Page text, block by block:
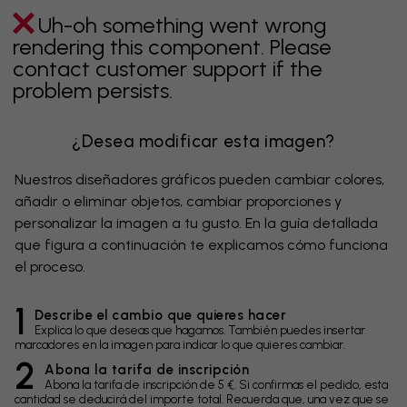
Uh-oh something went wrong
rendering this component. Please
contact customer support if the
problem persists.
¿Desea modificar esta imagen?
Nuestros diseñadores gráficos pueden cambiar colores,
añadir o eliminar objetos, cambiar proporciones y
personalizar la imagen a tu gusto. En la guía detallada
que figura a continuación te explicamos cómo funciona
el proceso.
1 Describe el cambio que quieres hacer
Explica lo que deseas que hagamos. También puedes insertar
marcadores en la imagen para indicar lo que quieres cambiar.
2 Abona la tarifa de inscripción
Abona la tarifa de inscripción de 5 €. Si confirmas el pedido, esta
cantidad se deducirá del importe total. Recuerda que, una vez que se